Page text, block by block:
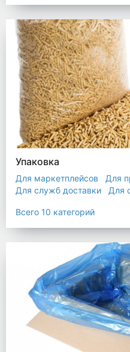
Упаковка
Для маркетплейсов
Для
Для служб доставки
Для
Промышленная упаковка
Прочая полиэтиленовая
Всего 10 категорий